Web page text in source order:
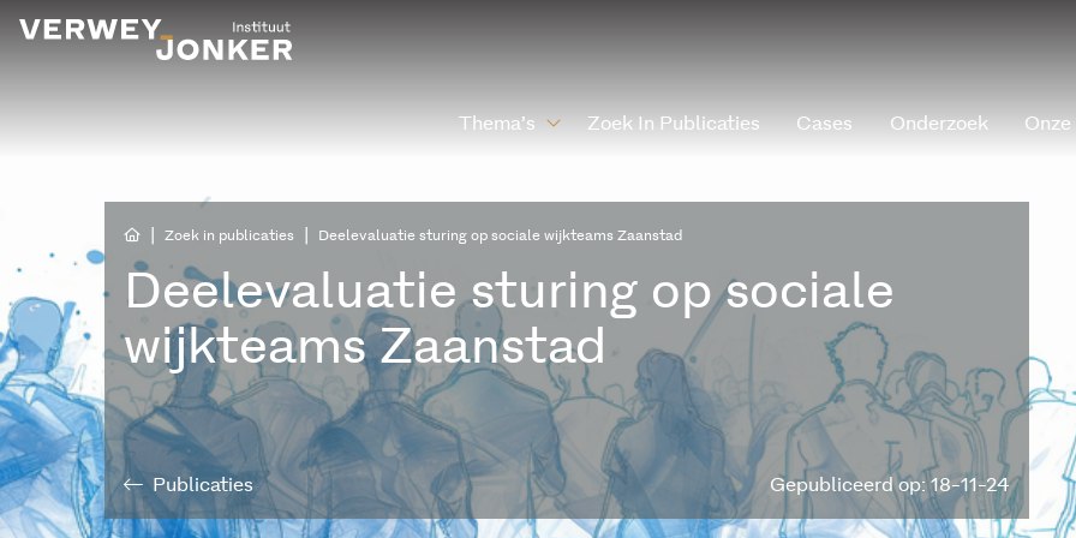
Thema’s Zoek In Publicaties Cases Onderzoek
Zoek in publicaties Deelevaluatie sturing op sociale wijkteams Zaanstad
Deelevaluatie sturing op sociale
wijkteams Zaanstad
Publicaties Gepubliceerd op: 18-11-24